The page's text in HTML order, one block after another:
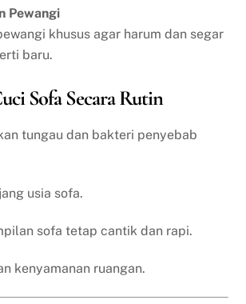
Pewangi
khusus agar harum dan segar
baru.
Sofa Secara Rutin
tungau dan bakteri penyebab
usia sofa.
sofa tetap cantik dan rapi.
kenyamanan ruangan.